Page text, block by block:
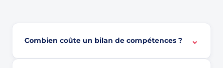
Combien coûte un bilan de compétences ? ⌄